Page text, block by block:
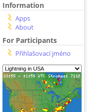
Information
Apps
About
For Participants
Přihlašovací jméno